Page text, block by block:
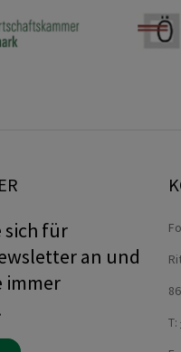
sich für
an und
immer
T: